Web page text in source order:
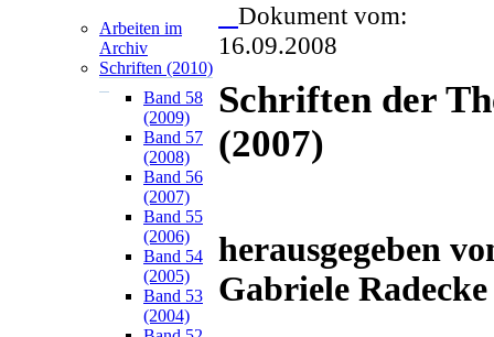
Arbeiten im
Archiv
Schriften (2010)
Band 58
(2009)
Band 57
(2008)
Band 56
(2007)
Band 55
(2006)
Band 54
(2005)
Band 53
(2004)
Dokument vom:
16.09.2008
Schriften der
(2007)
herausgegeben
Gabriele Radecke